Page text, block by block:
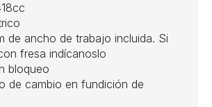
de ancho de trabajo incluida. Si
fresa indícanoslo
bloqueo
de cambio en fundición de